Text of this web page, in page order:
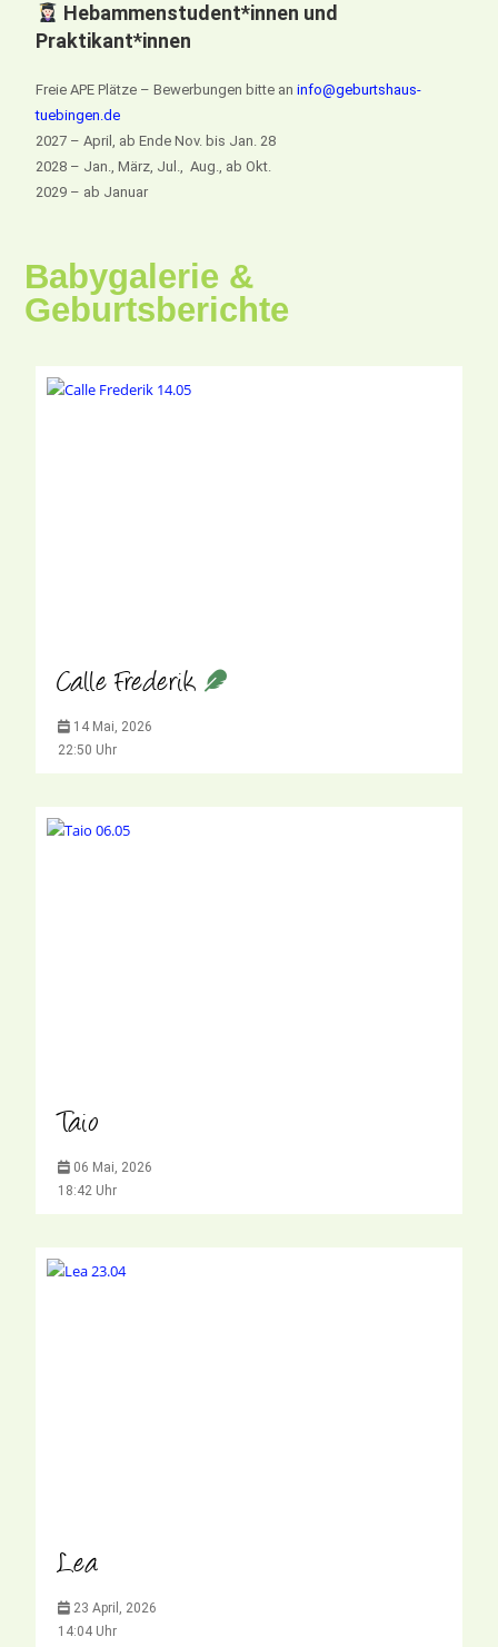
Hebammenstudent*innen und
Praktikant*innen
Freie APE Plätze – Bewerbungen bitte aninfo@geburtshaus-
tuebingen.de
2027 – April, ab Ende Nov. bis Jan. 28
2028 – Jan., März, Jul., Aug., ab Okt.
2029 – ab Januar
Babygalerie &
Geburtsberichte
Calle Frederik
14 Mai, 2026
22:50 Uhr
Taio
06 Mai, 2026
18:42 Uhr
Lea
23 April, 2026
14:04 Uhr